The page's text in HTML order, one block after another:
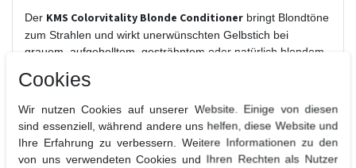
Der KMS Colorvitality Blonde Conditioner bringt Blondtöne
zum Strahlen und wirkt unerwünschten Gelbstich bei
grauem, aufgehelltem, gesträhntem oder natürlich blondem
Haarschäden.
Anwendung:
Auf das gewaschene, feuchte Haar auftragen, 2 Minuten
einwirken lassen und danach gründlich ausspülen.
Cookies
Wir nutzen Cookies auf unserer Website. Einige von diesen
sind essenziell, während andere uns helfen, diese Website und
Ihre Erfahrung zu verbessern. Weitere Informationen zu den
von uns verwendeten Cookies und Ihren Rechten als Nutzer